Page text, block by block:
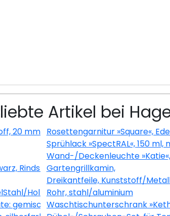
Artikel bei
20 mm Breite, schwarz|silberfarben
Rosettengarnitur »Square«,
Sprühlack »SpectRAL«, 150 ml,
Wand-/Deckenleuchte
Rindsleder/Textil
Gartengrillkamin,
Dreikantfeile, Kunststoff/
Holz
Rohr, stahl/aluminium
gemischtWaschtischunterschrank